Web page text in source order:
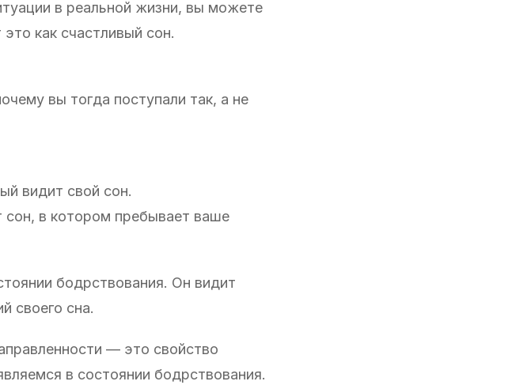
в реальной жизни, вы можете
как счастливый сон.
вы тогда поступали так, а не
видит свой сон.
сон, в котором пребывает ваше
бодрствования. Он видит
своего сна.
— это свойство
в состоянии бодрствования.